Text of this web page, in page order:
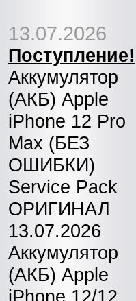
13.07.2026
Поступление!
Аккумулятор
(АКБ) Apple
iPhone 12 Pro
Max (БЕЗ
ОШИБКИ)
Service Pack
ОРИГИНАЛ
13.07.2026
Аккумулятор
(АКБ) Apple
iPhone 12/12